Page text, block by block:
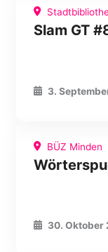
Slam GT
3.
BÜZ Minden
30. Oktober